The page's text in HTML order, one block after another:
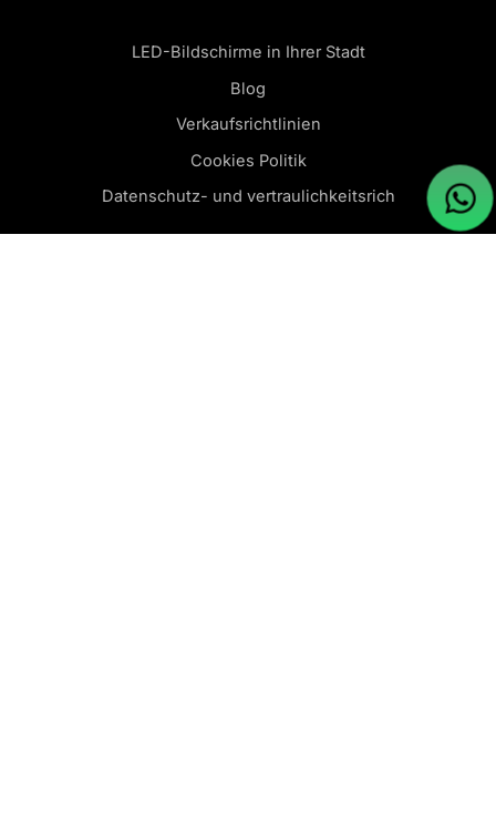
LED-Bildschirme in Ihrer Stadt
Blog
Verkaufsrichtlinien
Cookies Politik
Datenschutz- und vertraulichkeitsrich